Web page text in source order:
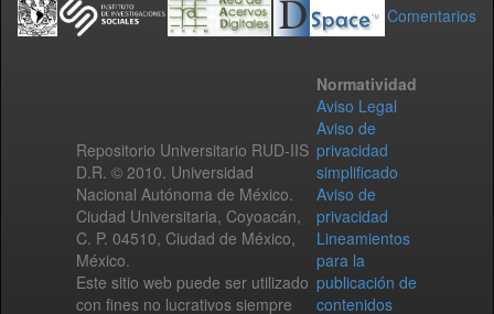
Comentarios
Repositorio Universitario RUD-IIS
D.R. © 2010. Universidad
Nacional Autónoma de México.
Ciudad Universitaria, Coyoacán,
C. P. 04510, Ciudad de México,
México.
Este sitio web puede ser utilizado
con fines no lucrativos siempre
Normatividad
Aviso Legal
Aviso de
privacidad
simplificado
Aviso de
privacidad
Lineamientos
para la
publicación de
contenidos